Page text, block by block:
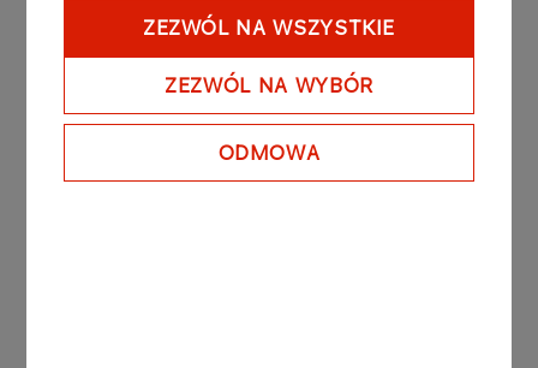
ZEZWÓL NA WSZYSTKIE
ZEZWÓL NA WYBÓR
ODMOWA
Firma
Zapoznaj się z profilem i specyfiką firmy,
odwiedź stronę WWW, portale
społecznościowe
Pytania